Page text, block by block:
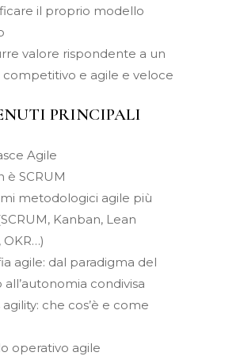
il proprio modello
valore rispondente a un
e agile e veloce
PRINCIPALI
Agile
è SCRUM
metodologici agile più
Kanban, Lean
OKR…)
agile: dal paradigma del
condivisa
agility: che cos’è e come
operativo agile